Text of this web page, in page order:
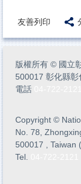
友善列印
版權所有 © 國立
500017 彰化縣
電話
Copyright ©
No. 78,
500017 , Taiwan
Tel.